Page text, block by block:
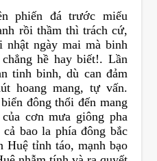
phiến đá trước miếu
rồi thầm thì trách cứ,
nhật ngày mai mà binh
hề hay biết!. Lần
tinh binh, dù can đảm
hoang mang, tự vấn.
đông thổi đến mang
cơn mưa giông pha
bao la phía đông bắc
Huệ tỉnh táo, mạnh bạo